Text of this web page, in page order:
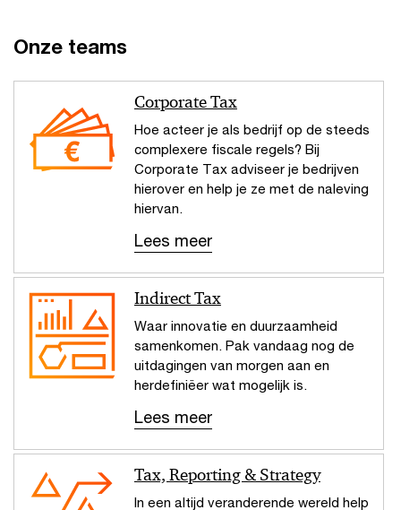
Onze teams
Corporate Tax
Hoe acteer je als bedrijf op de steeds
complexere fiscale regels? Bij
Corporate Tax adviseer je bedrijven
hierover en help je ze met de naleving
hiervan.
Lees meer
Indirect Tax
Waar innovatie en duurzaamheid
samenkomen. Pak vandaag nog de
uitdagingen van morgen aan en
herdefiniëer wat mogelijk is.
Lees meer
Tax, Reporting & Strategy
In een altijd veranderende wereld help